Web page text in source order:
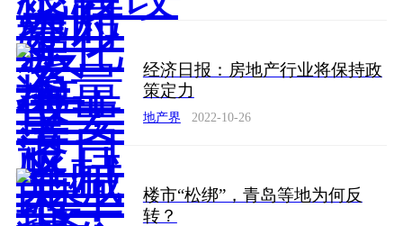
经济日报：房地产行业将保持政
策定力
地产界 2022-10-26
楼市“松绑”，青岛等地为何反
转？